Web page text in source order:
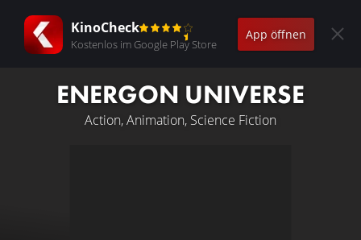
KinoCheck
Kostenlos im Google Play Store
App öffnen
ENERGON UNIVERSE
Action, Animation, Science Fiction